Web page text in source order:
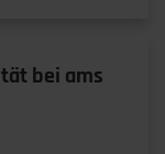
bei ams